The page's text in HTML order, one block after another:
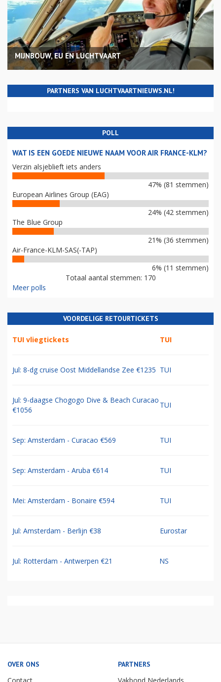
MIJNBOUW, EU EN LUCHTVAART
PARTNERS VAN LUCHTVAARTNIEUWS.NL!
POLL
WAT IS EEN GOEDE NIEUWE NAAM VOOR AIR FRANCE-KLM?
Verzin alsjeblieft iets anders
47% (81 stemmen)
European Airlines Group (EAG)
24% (42 stemmen)
The Blue Group
21% (36 stemmen)
Air-France-KLM-SAS(-TAP)
6% (11 stemmen)
Totaal aantal stemmen: 170
Meer polls
VOORDELIGE RETOURTICKETS
TUI vliegtickets TUI
Jul: 8-dg cruise Oost Middellandse Zee €1235 TUI
Jul: 9-daagse Chogogo Dive & Beach Curacao
€1056
TUI
Sep: Amsterdam - Curacao €569 TUI
Sep: Amsterdam - Aruba €614 TUI
Mei: Amsterdam - Bonaire €594 TUI
Jul: Amsterdam - Berlijn €38 Eurostar
Jul: Rotterdam - Antwerpen €21 NS
OVER ONS PARTNERS